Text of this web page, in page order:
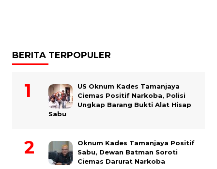
BERITA TERPOPULER
US Oknum Kades Tamanjaya
Ciemas Positif Narkoba, Polisi
Ungkap Barang Bukti Alat Hisap
Sabu
Oknum Kades Tamanjaya Positif
Sabu, Dewan Batman Soroti
Ciemas Darurat Narkoba